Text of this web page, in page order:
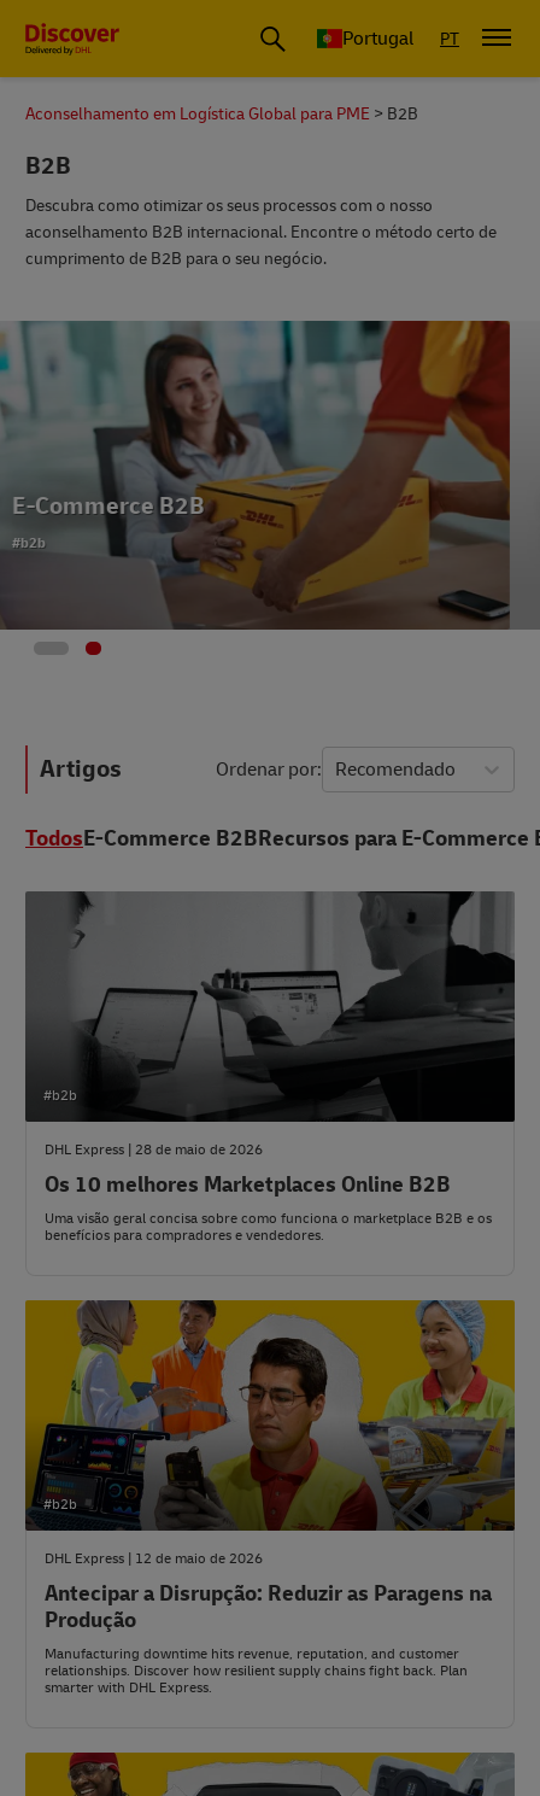
Portugal PT
Aconselhamento em Logística Global para PME B2B
B2B
Descubra como otimizar os seus processos com o nosso
aconselhamento B2B internacional. Encontre o método certo de
cumprimento de B2B para o seu negócio.
Recursos para E-Commerce B2B
#b2b
Artigos Ordenar por Recomendado
TodosE-Commerce B2BRecursos para E-Commerce
#b2b
DHL Express | 28 de maio de 2026
Os 10 melhores Marketplaces Online B2B
Uma visão geral concisa sobre como funciona o marketplace B2B e os
benefícios para compradores e vendedores.
#b2b
DHL Express | 12 de maio de 2026
Antecipar a Disrupção: Reduzir as Paragens na
Produção
Manufacturing downtime hits revenue, reputation, and customer
relationships. Discover how resilient supply chains fight back. Plan
smarter with DHL Express.